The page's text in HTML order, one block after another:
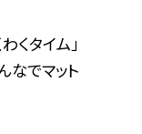
くタイム」
なでマット